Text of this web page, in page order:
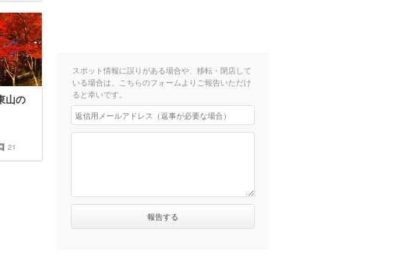
山の
21
スポット情報に誤りがある場合や、移転・閉店して
いる場合は、こちらのフォームよりご報告いただけ
ると幸いです。